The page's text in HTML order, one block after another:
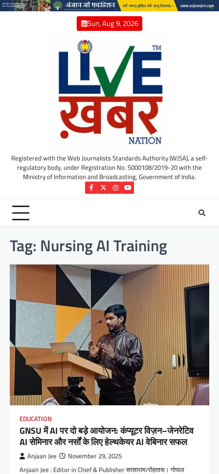
Skip
Sun, Aug 9, 2026
Registered with the Web Journalists Standards Authority (WJSA), a self-
regulatory body, under Registration No. S000108/2019-20 with the
Ministry of Information and Broadcasting, Government of India.
Facebook
TwitterInstagram
YouTube
Tag: Nursing AI Training
EDUCATION
GNSU में AI पर दो बड़े आयोजन: कंप्यूटर विज़न–जेनरेटिव
AI सेमिनार और नर्सों के लिए हेल्थकेयर AI वेबिनार सफल
Anjaan Jee November 29, 2025
Anjaan Jee : Editor in Chief & Publisher सासाराम/रोहतास। गोपाल